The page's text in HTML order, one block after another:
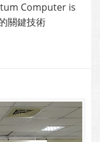
Computer is
關鍵技術